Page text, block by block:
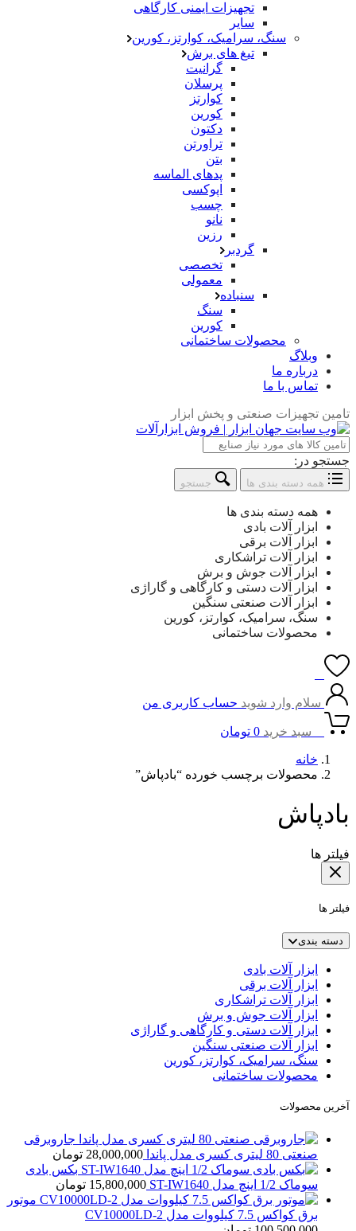
تجهیزات ایمنی کارگاهی
سایر
سنگ، سرامیک، کوارتز، کورین
تیغ های برش
گرانیت
پرسلان
کوارتز
کورین
دکتون
تراورتن
بتن
پدهای الماسه
اپوکسی
چسب
نانو
رزین
گردبر
تخصصی
معمولی
سنباده
سنگ
کورین
محصولات ساختمانی
وبلاگ
درباره ما
تماس با ما
تامین تجهیزات صنعتی و پخش ابزار
جستجو در:
همه دسته بندی ها جستجو
همه دسته بندی ها
ابزار آلات بادی
ابزار آلات برقی
ابزار آلات تراشکاری
ابزار آلات جوش و برش
ابزار آلات دستی و کارگاهی و گاراژی
ابزار آلات صنعتی سنگین
سنگ، سرامیک، کوارتز، کورین
محصولات ساختمانی
سلام وارد شوید حساب کاربری من
سبد خرید 0 تومان
خانه
محصولات برچسب خورده “بادپاش”
بادپاش
فیلتر ها
فیلتر ها
دسته بندی
ابزار آلات بادی
ابزار آلات برقی
ابزار آلات تراشکاری
ابزار آلات جوش و برش
ابزار آلات دستی و کارگاهی و گاراژی
ابزار آلات صنعتی سنگین
سنگ، سرامیک، کوارتز، کورین
محصولات ساختمانی
آخرین محصولات
جاروبرقی
صنعتی 80 لیتری کسری مدل پاندا
28,000,000 تومان
بکس بادی
سوماک 1/2 اینچ مدل ST-IW1640
15,800,000 تومان
موتور
برق کواکس 7.5 کیلووات مدل CV10000LD-2